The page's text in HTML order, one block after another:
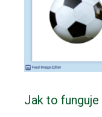
Jak to funguje